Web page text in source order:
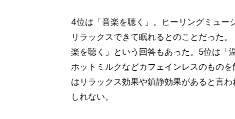
4位は「音楽を聴く」。ヒーリングミュー
リラックスできて眠れるとのことだった
楽を聴く」という回答もあった。5位は「
ホットミルクなどカフェインレスのもの
はリラックス効果や鎮静効果があると言
しれない。